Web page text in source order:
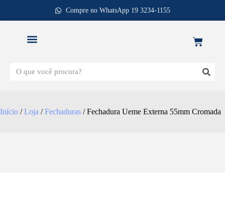
Compre no WhatsApp 19 3234-1155
Início /Loja /Fechaduras / Fechadura Ueme Externa 55mm Cromada